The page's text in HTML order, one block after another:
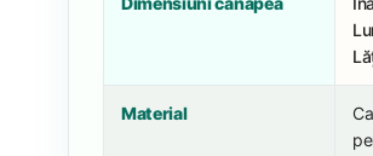
Material